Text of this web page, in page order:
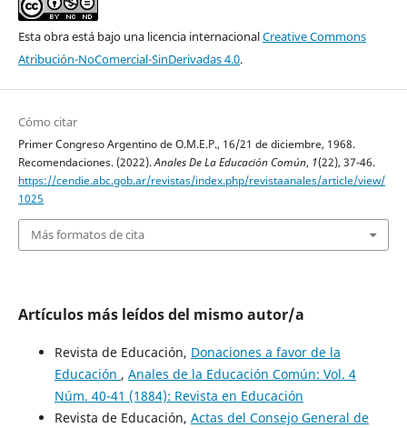
Esta obra está bajo una licencia internacionalCreative Commons
Atribución-NoComercial-SinDerivadas 4.0.
Cómo citar
Primer Congreso Argentino de O.M.E.P., 16/21 de diciembre, 1968.
Recomendaciones. (2022).Anales De La Educación Común, 1(22), 37-46.
https://cendie.abc.gob.ar/revistas/index.php/revistaanales/article/view/
1025
Más formatos de cita
Artículos más leídos del mismo autor/a
Revista de Educación, Donaciones a favor de la
Educación , Anales de la Educación Común: Vol. 4
Núm. 40-41 (1884): Revista en Educación
Revista de Educación, Actas del Consejo General de